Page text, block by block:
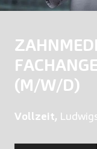
(M/W/D)
Vollzeit,